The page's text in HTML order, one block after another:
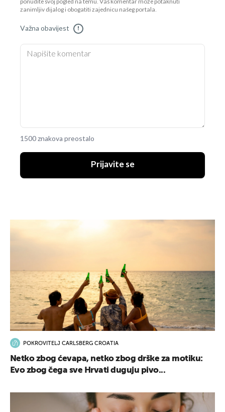
ponudite svoj pogled na temu. Vaš komentar može potaknuti
zanimljiv dijalog i obogatiti zajednicu našeg portala.
Važna obavijest !
1500 znakova preostalo
Prijavite se
POKROVITELJ CARLSBERG CROATIA
Netko zbog ćevapa, netko zbog drške za motiku:
Evo zbog čega sve Hrvati duguju pivo...